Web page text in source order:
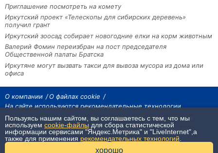
Приглашение посмотреть на комету
Иркутский проект «Телескопы для сибирских деревень»
получил грант
Иркутский зоосад собирает новогодние елки на корм животным
Валерий Фомин переизбран на пост председателя
Общественной палаты Братска
Иркутяне могут вызвать такси для вывоза мусора из дома или
офиса
О компании
О файлах cookie
На сайте используются рекомендательные технологии
На сайте размещаются материалы ИА «Наш Север». Все права охраняются
законом.
При использовании материалов агентства на других сайтах, обязательна
гиперссылка.
Пользуясь нашим сайтом, вы соглашаетесь с тем, что мы
используем cookie-файлы для сбора статистической
информации сервисами "Яндекс.Метрика" и "LiveInternet",а
также для применения рекомендательных технологий
хорошо